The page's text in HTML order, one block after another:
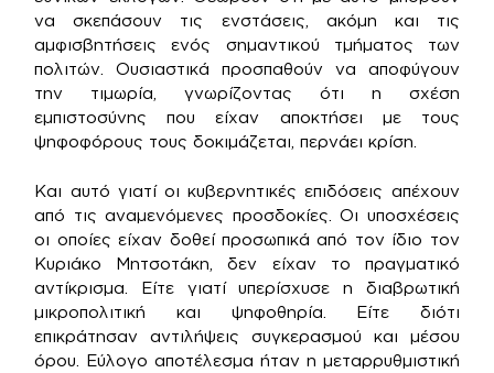
να σκεπάσουν τις ενστάσεις, ακόμη και τις
αμφισβητήσεις ενός σημαντικού τμήματος των
πολιτών. Ουσιαστικά προσπαθούν να αποφύγουν
την τιμωρία, γνωρίζοντας ότι η σχέση
εμπιστοσύνης που είχαν αποκτήσει με τους
ψηφοφόρους τους δοκιμάζεται, περνάει κρίση.
Και αυτό γιατί οι κυβερνητικές επιδόσεις απέχουν
από τις αναμενόμενες προσδοκίες. Οι υποσχέσεις
οι οποίες είχαν δοθεί προσωπικά από τον ίδιο τον
Κυριάκο Μητσοτάκη, δεν είχαν το πραγματικό
αντίκρισμα. Είτε γιατί υπερίσχυσε η διαβρωτική
μικροπολιτική και ψηφοθηρία. Είτε διότι
επικράτησαν αντιλήψεις συγκερασμού και μέσου
όρου. Εύλογο αποτέλεσμα ήταν η μεταρρυθμιστική